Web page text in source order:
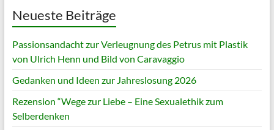
Neueste Beiträge
Passionsandacht zur Verleugnung des Petrus mit Plastik
von Ulrich Henn und Bild von Caravaggio
Gedanken und Ideen zur Jahreslosung 2026
Rezension “Wege zur Liebe – Eine Sexualethik zum
Selberdenken